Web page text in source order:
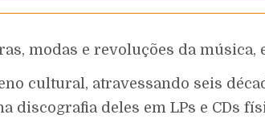
modas e revoluções da música,
cultural, atravessando seis
discografia deles em LPs e CDs